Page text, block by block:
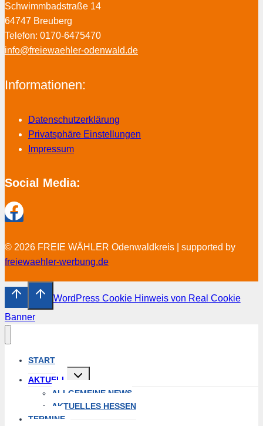
Schwimmbadstraße 14
64747 Breuberg
Telefon: 0170-6475470
info@freiewaehler-odenwald.de
Informationen:
Datenschutzerklärung
Privatsphäre Einstellungen
Impressum
Social Media:
© 2026 FREIE WÄHLER Odenwaldkreis | supported by
freiewaehler-werbung.de
WordPress Cookie Hinweis von Real Cookie
Banner
START
AKTUELL
Untermenü
öffnen
ALLGEMEINE NEWS
AKTUELLES HESSEN
TERMINE